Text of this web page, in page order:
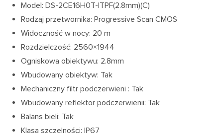
Model: DS-2CE16H0T-ITPF(2.8mm)(C)
Rodzaj przetwornika: Progressive Scan CMOS
Widoczność w nocy: 20 m
Rozdzielczość: 2560×1944
Ogniskowa obiektywu: 2.8mm
Wbudowany obiektyw: Tak
Mechaniczny filtr podczerwieni : Tak
Wbudowany reflektor podczerwienii: Tak
Balans bieli: Tak
Klasa szczelności: IP67